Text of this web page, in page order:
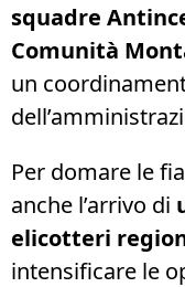
squadre
Comunità
un
Per domare le
anche l’arrivo di
elicotteri
intensificare le